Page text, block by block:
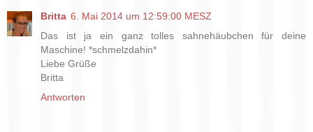
Britta 6. Mai 2014 um 12:59:00 MESZ
Das ist ja ein ganz tolles sahnehäubchen für deine
Maschine! *schmelzdahin*
Liebe Grüße
Britta
Antworten